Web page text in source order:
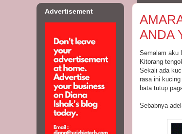
ANDA
Semalam aku
Kitorang
Sekali ada
rasa ini
bata tutup
Sebabnya
Advertisement